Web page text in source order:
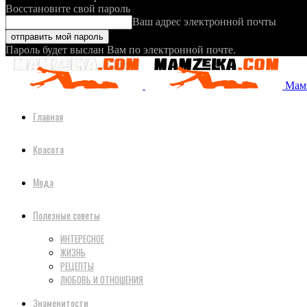
Восстановите свой пароль
Ваш адрес электронной почты
Пароль будет выслан Вам по электронной почте.
Главная
Красота
Мода
Полезные советы
ИНТЕРЕСНОЕ
ЖИЗНЬ
РЕЦЕПТЫ
ЛЮБОВЬ И ОТНОШЕНИЯ
Знаменитости